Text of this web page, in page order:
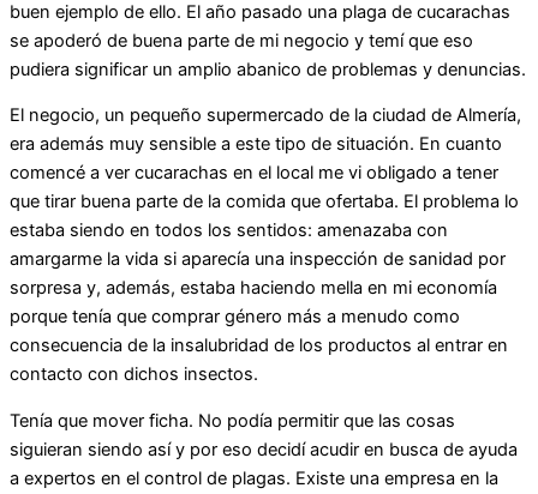
buen ejemplo de ello. El año pasado una plaga de cucarachas
se apoderó de buena parte de mi negocio y temí que eso
pudiera significar un amplio abanico de problemas y denuncias.
El negocio, un pequeño supermercado de la ciudad de Almería,
era además muy sensible a este tipo de situación. En cuanto
comencé a ver cucarachas en el local me vi obligado a tener
que tirar buena parte de la comida que ofertaba. El problema lo
estaba siendo en todos los sentidos: amenazaba con
amargarme la vida si aparecía una inspección de sanidad por
sorpresa y, además, estaba haciendo mella en mi economía
porque tenía que comprar género más a menudo como
consecuencia de la insalubridad de los productos al entrar en
contacto con dichos insectos.
Tenía que mover ficha. No podía permitir que las cosas
siguieran siendo así y por eso decidí acudir en busca de ayuda
a expertos en el control de plagas. Existe una empresa en la